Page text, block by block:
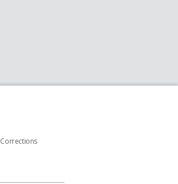
Corrections